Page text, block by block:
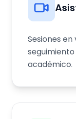
Sesiones
académico.